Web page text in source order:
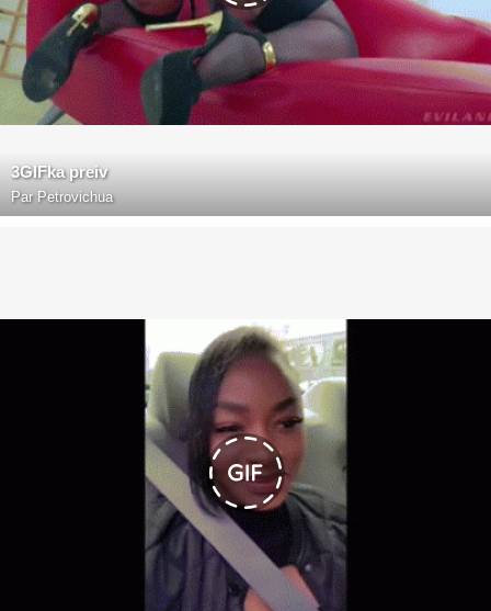
3GIFka preiv
Par Petrovichua